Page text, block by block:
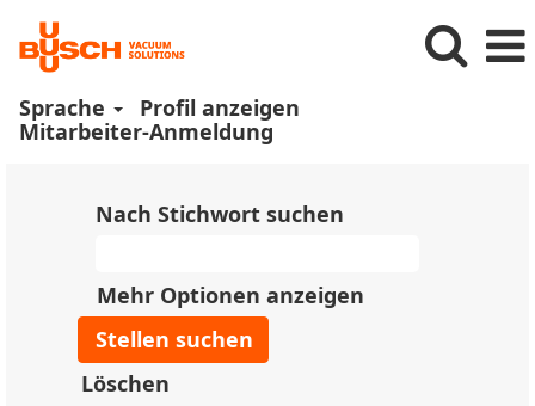
Sprache
Profil anzeigen
Mitarbeiter-Anmeldung
Nach Stichwort suchen
Mehr Optionen anzeigen
Löschen